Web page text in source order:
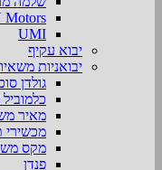
Motors
UMI
יבוא עקיף
יבואניות
גולדן
מאיר
מכשירי
מקס
פנדן